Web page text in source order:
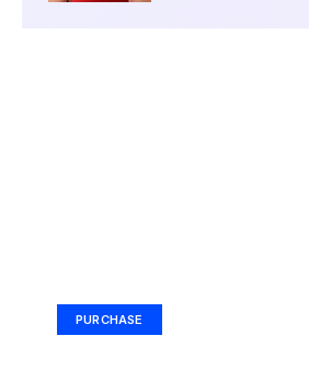
PURCHASE